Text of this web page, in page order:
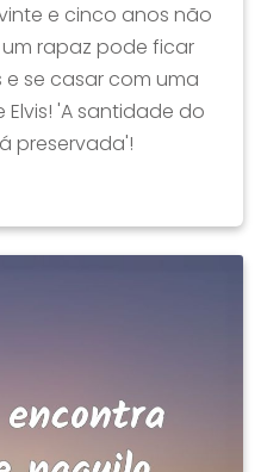
e cinco anos não
rapaz pode ficar
se casar com uma
'A santidade do
preservada'!